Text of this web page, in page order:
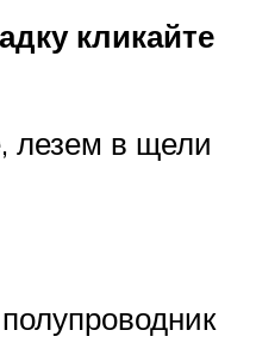
кликайте
лезем в щели